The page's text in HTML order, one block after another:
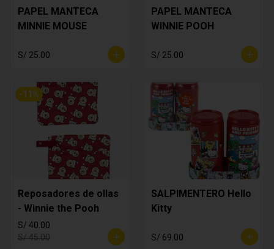
PAPEL MANTECA
MINNIE MOUSE
S/ 25.00
PAPEL MANTECA
WINNIE POOH
S/ 25.00
-11 %
Reposadores de ollas
- Winnie the Pooh
S/ 40.00
S/ 45.00
SALPIMENTERO Hello
Kitty
S/ 69.00